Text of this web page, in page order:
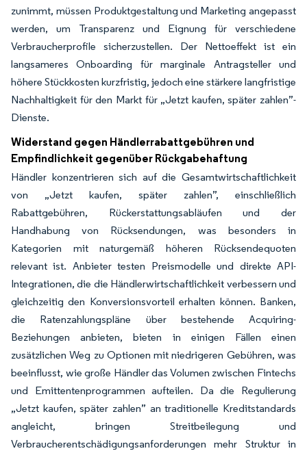
zunimmt, müssen Produktgestaltung und Marketing angepasst
werden, um Transparenz und Eignung für verschiedene
Verbraucherprofile sicherzustellen. Der Nettoeffekt ist ein
langsameres Onboarding für marginale Antragsteller und
höhere Stückkosten kurzfristig, jedoch eine stärkere langfristige
Nachhaltigkeit für den Markt für „Jetzt kaufen, später zahlen”-
Dienste.
Widerstand gegen Händlerrabattgebühren und
Empfindlichkeit gegenüber Rückgabehaftung
Händler konzentrieren sich auf die Gesamtwirtschaftlichkeit
von „Jetzt kaufen, später zahlen”, einschließlich
Rabattgebühren, Rückerstattungsabläufen und der
Handhabung von Rücksendungen, was besonders in
Kategorien mit naturgemäß höheren Rücksendequoten
relevant ist. Anbieter testen Preismodelle und direkte API-
Integrationen, die die Händlerwirtschaftlichkeit verbessern und
gleichzeitig den Konversionsvorteil erhalten können. Banken,
die Ratenzahlungspläne über bestehende Acquiring-
Beziehungen anbieten, bieten in einigen Fällen einen
zusätzlichen Weg zu Optionen mit niedrigeren Gebühren, was
beeinflusst, wie große Händler das Volumen zwischen Fintechs
und Emittentenprogrammen aufteilen. Da die Regulierung
„Jetzt kaufen, später zahlen” an traditionelle Kreditstandards
angleicht, bringen Streitbeilegung und
Verbraucherentschädigungsanforderungen mehr Struktur in